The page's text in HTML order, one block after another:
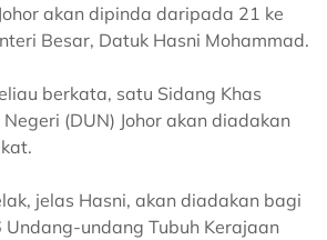
akan dipinda daripada 21 ke
Besar, Datuk Hasni Mohammad.
berkata, satu Sidang Khas
(DUN) Johor akan diadakan
jelas Hasni, akan diadakan bagi
Undang-undang Tubuh Kerajaan